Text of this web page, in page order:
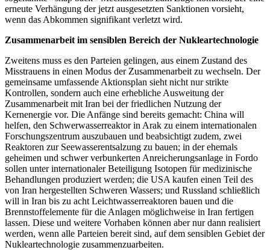
erneute Verhängung der jetzt ausgesetzten Sanktionen vorsieht,
wenn das Abkommen signifikant verletzt wird.
Zusammenarbeit im sensiblen Bereich der Nukleartechnologie
Zweitens muss es den Parteien gelingen, aus einem Zustand des
Misstrauens in einen Modus der Zusammenarbeit zu wechseln. Der
gemeinsame umfassende Aktionsplan sieht nicht nur strikte
Kontrollen, sondern auch eine erhebliche Ausweitung der
Zusammenarbeit mit Iran bei der friedlichen Nutzung der
Kernenergie vor. Die Anfänge sind bereits gemacht: China will
helfen, den Schwerwasserreaktor in Arak zu einem internationalen
Forschungszentrum auszubauen und beabsichtigt zudem, zwei
Reaktoren zur Seewasserentsalzung zu bauen; in der ehemals
geheimen und schwer verbunkerten Anreicherungsanlage in Fordo
sollen unter internationaler Beteiligung Isotopen für medizinische
Behandlungen produziert werden; die USA kaufen einen Teil des
von Iran hergestellten Schweren Wassers; und Russland schließlich
will in Iran bis zu acht Leichtwasserreaktoren bauen und die
Brennstoffelemente für die Anlagen möglichweise in Iran fertigen
lassen. Diese und weitere Vorhaben können aber nur dann realisiert
werden, wenn alle Parteien bereit sind, auf dem sensiblen Gebiet der
Nukleartechnologie zusammenzuarbeiten.